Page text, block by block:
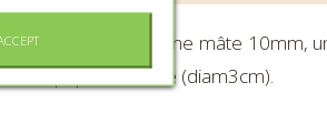
en coton bleu marine mâte 10mm,
en papier blanche (diam3cm).